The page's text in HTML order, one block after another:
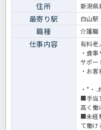
住所 新潟県
最寄り駅 白山駅
職種 介護職
仕事内容
有料老
・食
サポー
・お
・*・.
■手当
高く
■未経
て働